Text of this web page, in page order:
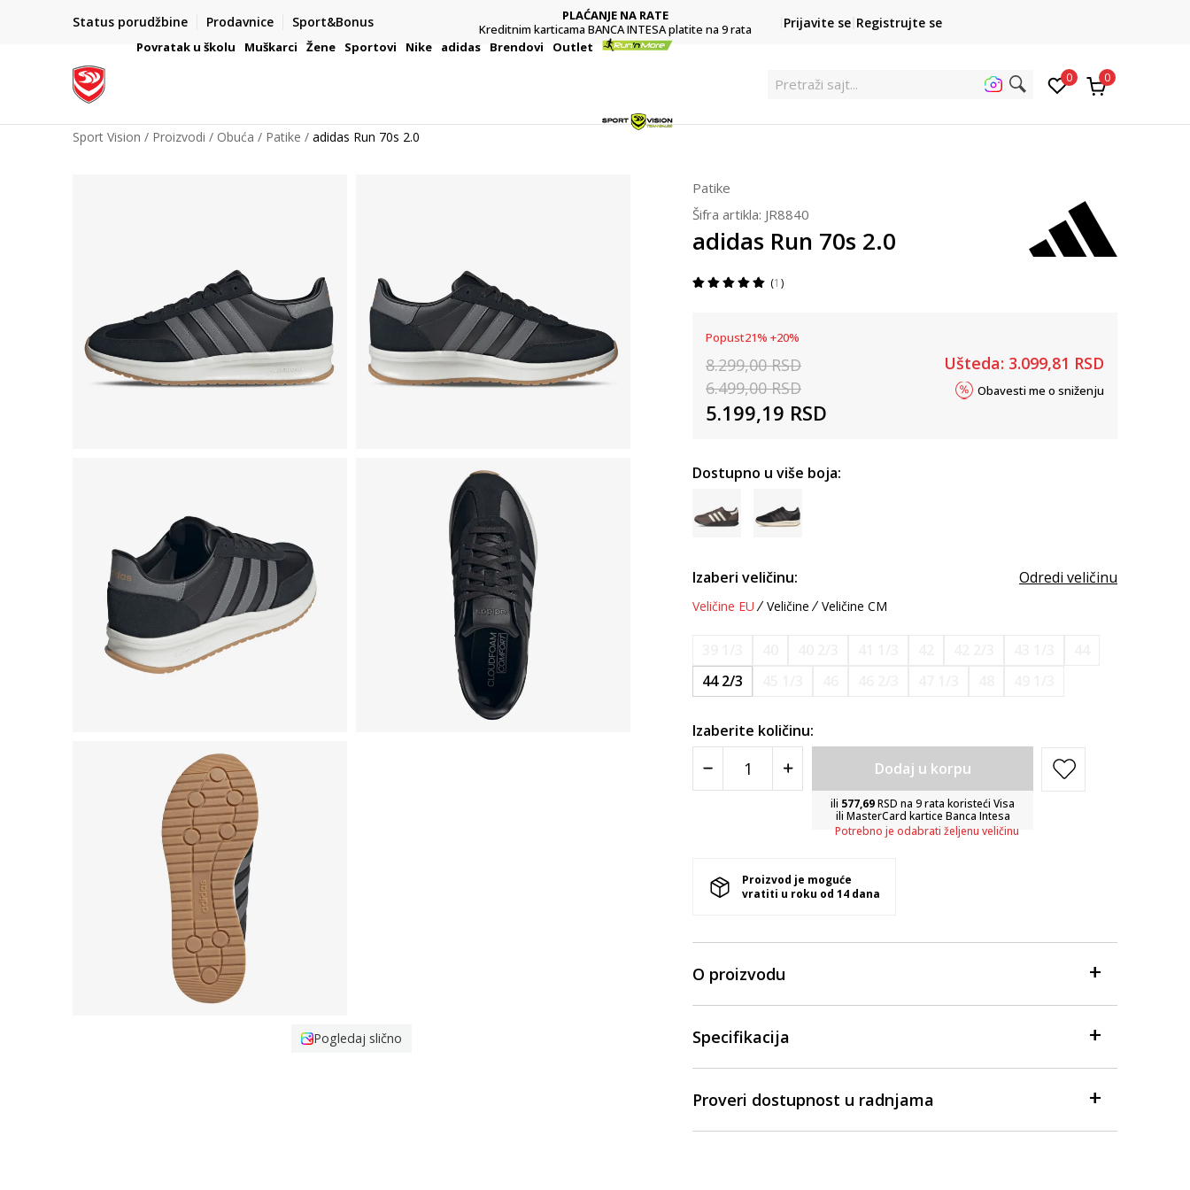
Status porudžbine Prodavnice Sport&Bonus
VAŽNO OBAVEŠTENJE ZA POTROŠAČE
PLAĆANJE NA RATE
Kreditnim karticama BANCA INTESA platite na 9 rata
POZOVITE NAS
011 422 1422
Prijavite se Registrujte se
Povratak u školu Muškarci Žene Sportovi Nike adidas Brendovi Outlet
Pretraži sajt... 0 0
Sport Vision Proizvodi Obuća Patike adidas Run 70s 2.0
Pogledaj slično
Patike
Šifra artikla: JR8840
adidas Run 70s 2.0
1
Popust21% +20%
8.299,00 RSD
6.499,00 RSD
5.199,19 RSD
Ušteda: 3.099,81 RSD
Obavesti me o sniženju
Dostupno u više boja:
Izaberi veličinu: Odredi veličinu
Veličine EU Veličine Veličine CM
44 2/3
Izaberite količinu:
Dodaj u korpu
ili 577,69RSD na 9 rata koristeći Visa
ili MasterCard kartice Banca Intesa
Potrebno je odabrati željenu veličinu
Proizvod je moguće
vratiti u roku od 14 dana
O proizvodu
Specifikacija
Proveri dostupnost u radnjama